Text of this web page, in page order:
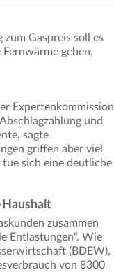
zum Gaspreis soll es
geben,
Expertenkommission
und
sagte
griffen aber viel
sich eine deutliche
zusammen
Entlastungen". Wie
(BDEW),
von 8300